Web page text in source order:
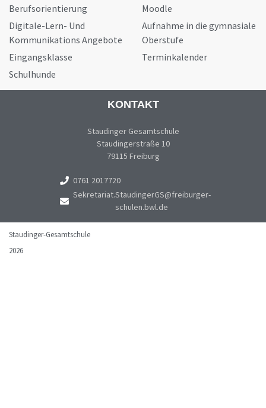
Berufsorientierung
Digitale-Lern- Und
Kommunikations Angebote
Eingangsklasse
Schulhunde
Moodle
Aufnahme in die gymnasiale
Oberstufe
Terminkalender
KONTAKT
Staudinger Gesamtschule
Staudingerstraße 10
79115 Freiburg
0761 2017720
Sekretariat.StaudingerGS@freiburger-
schulen.bwl.de
Staudinger-Gesamtschule
2026